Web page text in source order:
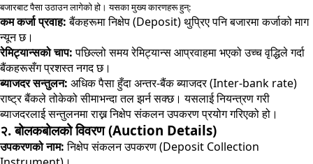
बजारबाट पैसा उठाउन लागेको हो। यसका मुख्य कारणहरू हुन्:
कम कर्जा प्रवाह:बैंकहरूमा निक्षेप (Deposit) थुप्रिए पनि बजारमा कर्जाको माग
न्यून छ।
रेमिट्यान्सको चाप:पछिल्लो समय रेमिट्यान्स आप्रवाहमा भएको उच्च वृद्धिले गर्दा
बैंकहरूसँग प्रशस्त नगद छ।
ब्याजदर सन्तुलन: अधिक पैसा हुँदा अन्तर-बैंक ब्याजदर (Inter-bank rate)
राष्ट्र बैंकले तोकेको सीमाभन्दा तल झर्न सक्छ। यसलाई नियन्त्रण गरी
ब्याजदरलाई सन्तुलनमा राख्न निक्षेप संकलन उपकरण प्रयोग गरिएको हो।
२. बोलकबोलको विवरण (Auction Details)
उपकरणको नाम:निक्षेप संकलन उपकरण (Deposit Collection